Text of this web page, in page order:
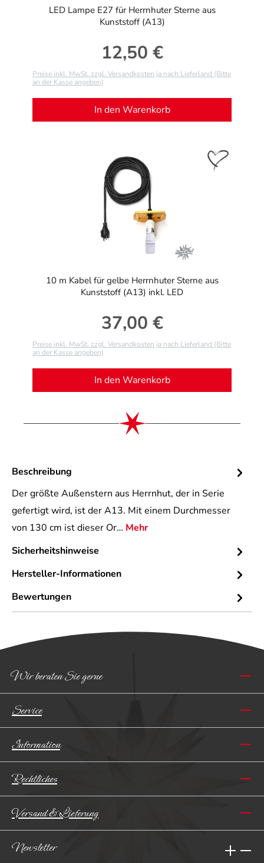
LED Lampe E27 für Herrnhuter Sterne aus
Kunststoff (A13)
Regulärer Preis:
12,50 €
Preise inkl. MwSt. zzgl. Versandkosten ja nach Lieferland (Bitte
an der Kasse angeben)
In den Warenkorb
10 m Kabel für gelbe Herrnhuter Sterne aus
Kunststoff (A13) inkl. LED
Regulärer Preis:
37,00 €
Preise inkl. MwSt. zzgl. Versandkosten ja nach Lieferland (Bitte
an der Kasse angeben)
In den Warenkorb
Beschreibung
Der größte Außenstern aus Herrnhut, der in Serie
gefertigt wird, ist der A13. Mit einem Durchmesser
von 130 cm ist dieser Or… Mehr
Sicherheitshinweise
Hersteller-Informationen
Bewertungen
Wir beraten Sie gerne
Service
Information
Rechtliches
Versand & Lieferung
Newsletter